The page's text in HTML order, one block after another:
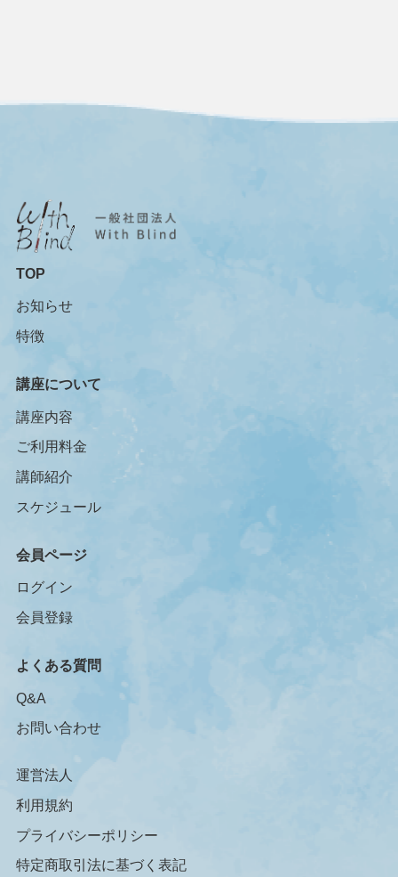
TOP
お知らせ
特徴
講座について
講座内容
ご利用料金
講師紹介
スケジュール
会員ページ
ログイン
会員登録
よくある質問
Q&A
お問い合わせ
運営法人
利用規約
プライバシーポリシー
特定商取引法に基づく表記